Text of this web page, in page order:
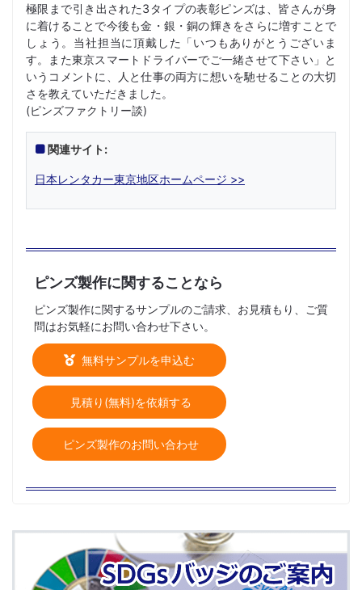
極限まで引き出された3タイプの表彰ピンズは、皆さんが身
に着けることで今後も金・銀・銅の輝きをさらに増すことで
しょう。当社担当に頂戴した「いつもありがとうございま
す。また東京スマートドライバーでご一緒させて下さい」と
いうコメントに、人と仕事の両方に想いを馳せることの大切
さを教えていただきました。
(ピンズファクトリー談)
関連サイト:
日本レンタカー東京地区ホームページ >>
ピンズ製作に関することなら
ピンズ製作に関するサンプルのご請求、お見積もり、ご質
問はお気軽にお問い合わせ下さい。
無料サンプルを申込む
見積り(無料)を依頼する
ピンズ製作のお問い合わせ